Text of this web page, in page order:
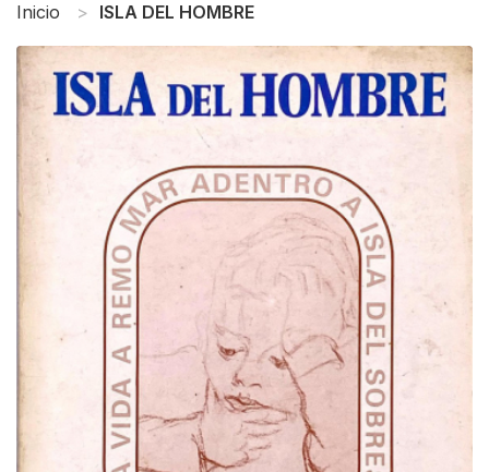
Inicio ISLA DEL HOMBRE